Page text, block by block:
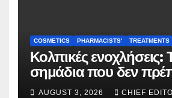
COSMETICS PHARMACISTS' TREATMENTS
Κολπικές
σημάδια που δεν
αγνοούνται
AUGUST 3, 2026 CHIEF